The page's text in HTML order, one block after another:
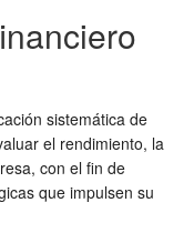
sistemática de
el rendimiento, la
con el fin de
que impulsen su